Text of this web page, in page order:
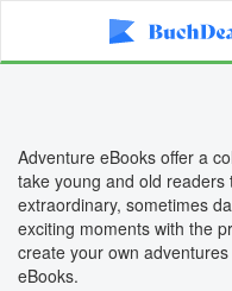
Adventure eBooks offer a
take young and old readers
extraordinary, sometimes
exciting moments with the
create your own
eBooks.